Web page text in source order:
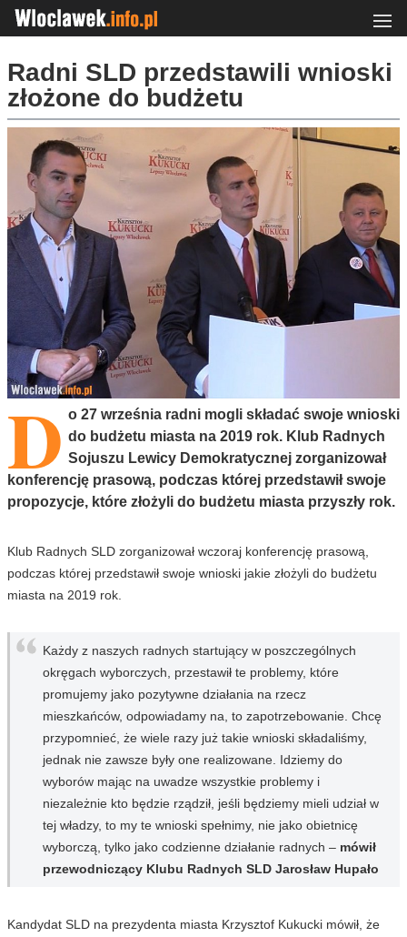
Radni SLD przedstawili wnioski
złożone do budżetu
D o 27 września radni mogli składać swoje wnioski
do budżetu miasta na 2019 rok. Klub Radnych
Sojuszu Lewicy Demokratycznej zorganizował
konferencję prasową, podczas której przedstawił swoje
propozycje, które złożyli do budżetu miasta przyszły rok.
Klub Radnych SLD zorganizował wczoraj konferencję prasową,
podczas której przedstawił swoje wnioski jakie złożyli do budżetu
miasta na 2019 rok.
Każdy z naszych radnych startujący w poszczególnych
okręgach wyborczych, przestawił te problemy, które
promujemy jako pozytywne działania na rzecz
mieszkańców, odpowiadamy na, to zapotrzebowanie. Chcę
przypomnieć, że wiele razy już takie wnioski składaliśmy,
jednak nie zawsze były one realizowane. Idziemy do
wyborów mając na uwadze wszystkie problemy i
niezależnie kto będzie rządził, jeśli będziemy mieli udział w
tej władzy, to my te wnioski spełnimy, nie jako obietnicę
wyborczą, tylko jako codzienne działanie radnych – mówił
przewodniczący Klubu Radnych SLD Jarosław Hupało
Kandydat SLD na prezydenta miasta Krzysztof Kukucki mówił, że